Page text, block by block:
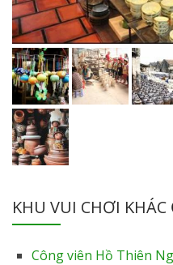
KHU VUI CHƠI KHÁC
Công viên Hồ Thiên